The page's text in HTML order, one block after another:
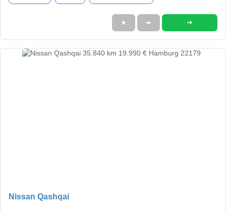
★ ➦ ➜
Nissan Qashqai